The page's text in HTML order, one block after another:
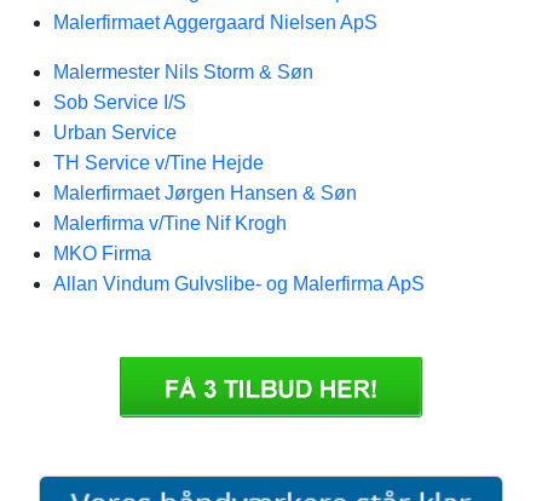
Malerfirmaet Aggergaard Nielsen ApS
Malermester Nils Storm & Søn
Sob Service I/S
Urban Service
TH Service v/Tine Hejde
Malerfirmaet Jørgen Hansen & Søn
Malerfirma v/Tine Nif Krogh
MKO Firma
Allan Vindum Gulvslibe- og Malerfirma ApS